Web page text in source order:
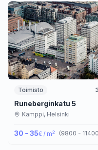
Toimisto
Runeberginkatu 5
Kamppi, Helsinki
30 - 35€ / m2 (9800 - 11400